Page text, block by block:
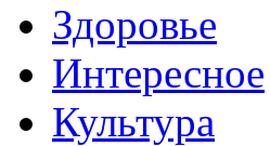
Здоровье
Интересное
Культура